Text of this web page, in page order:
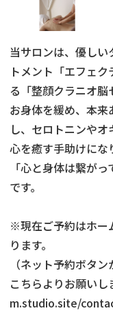
当サロンは、優し
トメント「エフェ
る「整顔クラニオ脳
お身体を緩め、本
し、セロトニンや
心を癒す手助けにな
「心と身体は繋が
です。
※現在ご予約はホー
ります。
（ネット予約ボタ
こちらよりお願い
m.studio.site/